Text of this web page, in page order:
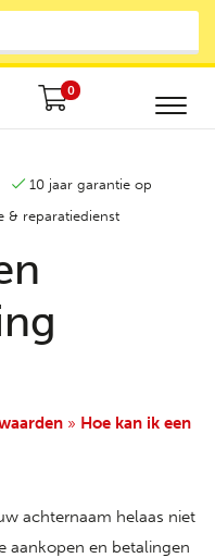
0
10 jaar garantie op
& reparatiedienst
» Hoe kan ik een
achternaam helaas niet
aankopen en betalingen